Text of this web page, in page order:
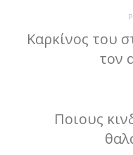
Καρκίνος του
τον
Ποιους